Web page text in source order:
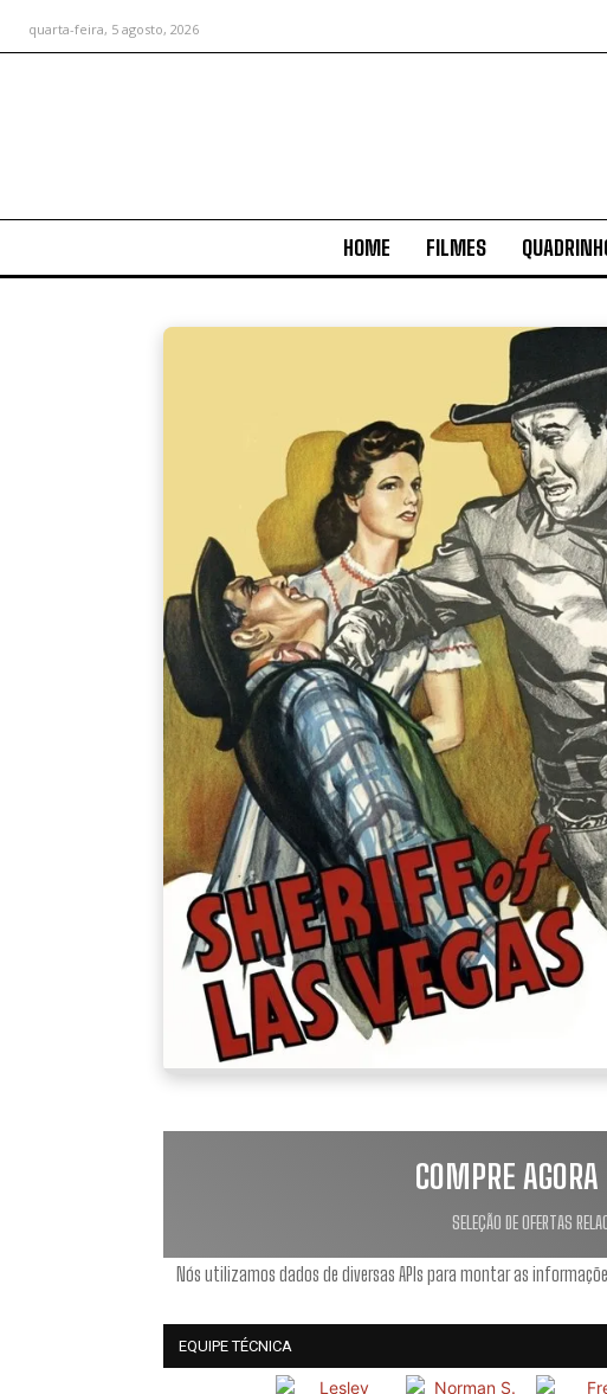
quarta-feira, 5 agosto, 2026
HOME FILMES
COMPRE
SELEÇÃO DE OFERTAS
Nós utilizamos dados de diversas APIs para montar as
EQUIPE TÉCNICA